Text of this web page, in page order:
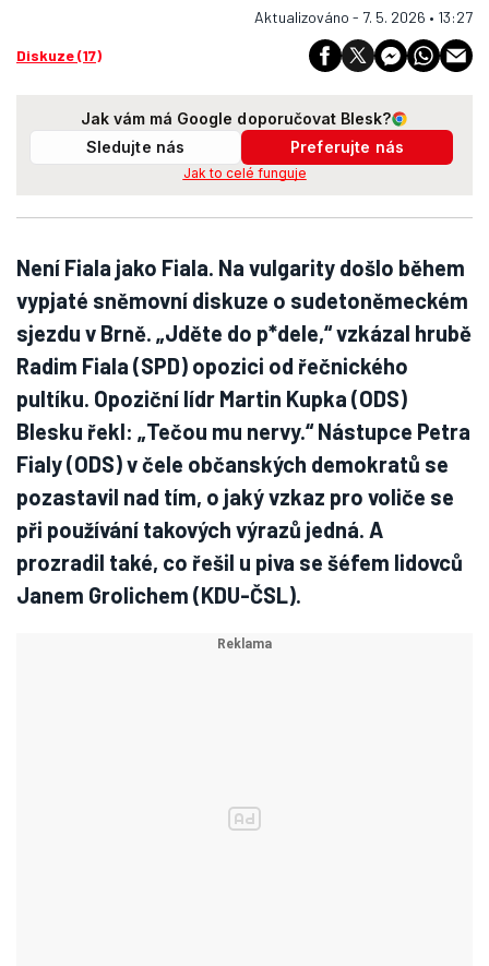
Aktualizováno - 7. 5. 2026 • 13:27
Diskuze (17)
Jak vám má Google doporučovat Blesk?
Sledujte nás
Preferujte nás
Jak to celé funguje
Není Fiala jako Fiala. Na vulgarity došlo během
vypjaté sněmovní diskuze o sudetoněmeckém
sjezdu v Brně. „Jděte do p*dele,“ vzkázal hrubě
Radim Fiala (SPD) opozici od řečnického
pultíku. Opoziční lídr Martin Kupka (ODS)
Blesku řekl: „Tečou mu nervy.“ Nástupce Petra
Fialy (ODS) v čele občanských demokratů se
pozastavil nad tím, o jaký vzkaz pro voliče se
při používání takových výrazů jedná. A
prozradil také, co řešil u piva se šéfem lidovců
Janem Grolichem (KDU-ČSL).